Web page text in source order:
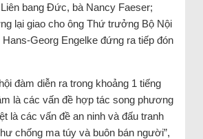
bang Đức, bà Nancy Faeser;
lại giao cho ông Thứ trưởng Bộ Nội
Georg Engelke đứng ra tiếp đón
đàm diễn ra trong khoảng 1 tiếng
là các vấn đề hợp tác song phương
là các vấn đề an ninh và đấu tranh
chống ma túy và buôn bán người”,